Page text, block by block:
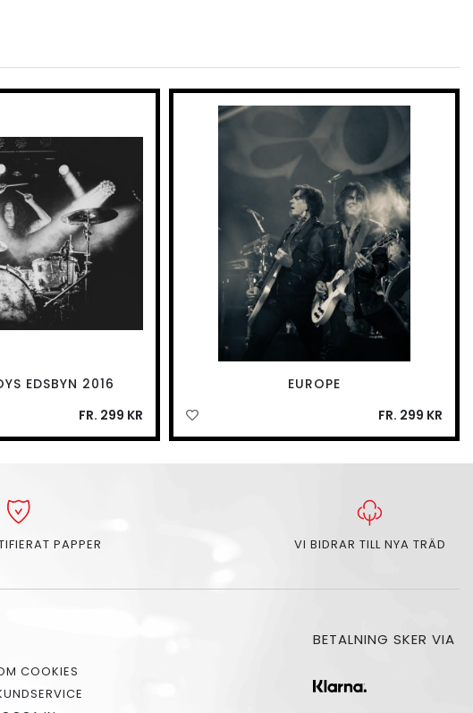
EDSBYN 2016
FR. 299 KR
EUROPE
FR. 299 KR
PAPPER VI BIDRAR TILL NYA TRÄD
COOKIES
BETALNING SKER VIA